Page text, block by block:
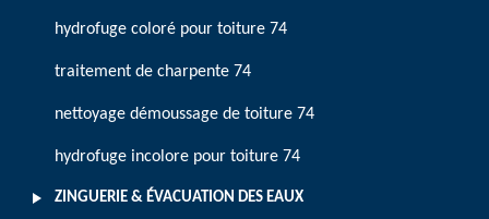
hydrofuge coloré pour toiture 74
traitement de charpente 74
nettoyage démoussage de toiture 74
hydrofuge incolore pour toiture 74
ZINGUERIE & ÉVACUATION DES EAUX